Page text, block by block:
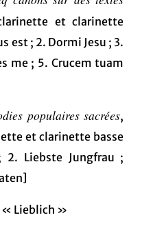
et clarinette
est ; 2. Dormi Jesu ; 3.
me ; 5. Crucem tuam
populaires sacrées,
et clarinette basse
2. Liebste Jungfrau ;
« Lieblich »